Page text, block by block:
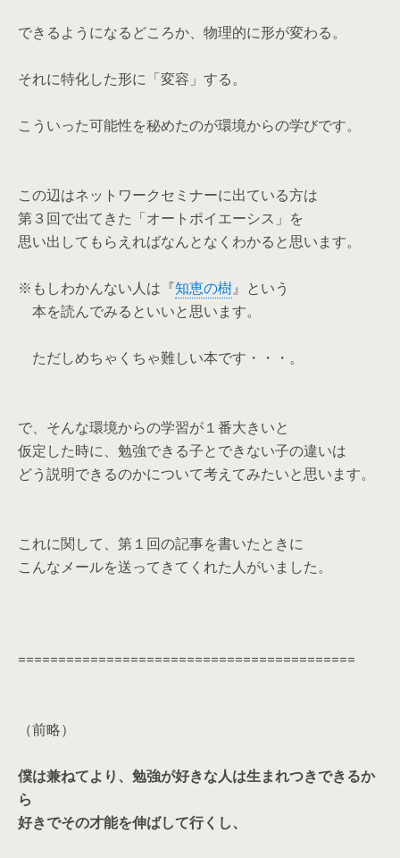
できるようになるどころか、物理的に形が変わる。
それに特化した形に「変容」する。
こういった可能性を秘めたのが環境からの学びです。
この辺はネットワークセミナーに出ている方は
第３回で出てきた「オートポイエーシス」を
思い出してもらえればなんとなくわかると思います。
※もしわかんない人は『知恵の樹』という
本を読んでみるといいと思います。
ただしめちゃくちゃ難しい本です・・・。
で、そんな環境からの学習が１番大きいと
仮定した時に、勉強できる子とできない子の違いは
どう説明できるのかについて考えてみたいと思います。
これに関して、第１回の記事を書いたときに
こんなメールを送ってきてくれた人がいました。
==========================================
（前略）
僕は兼ねてより、勉強が好きな人は生まれつきできるか
ら
好きでその才能を伸ばして行くし、